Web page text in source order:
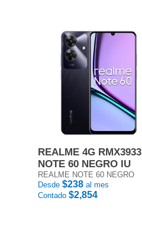
REALME 4G RMX3933
NOTE 60 NEGRO IU
REALME NOTE 60 NEGRO
Desde $238 al mes
Contado $2,854